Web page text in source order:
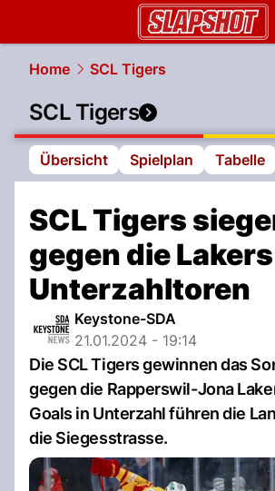
Home SCL Tigers
SCL Tigers
Übersicht Spielplan Tabelle
SCL Tigers
gegen die
Unterzahltoren
Keystone-SDA
21.01.2024 - 19:14
Die SCL Tigers gewinnen das
gegen die Rapperswil-Jona
Goals in Unterzahl führen die
die Siegesstrasse.